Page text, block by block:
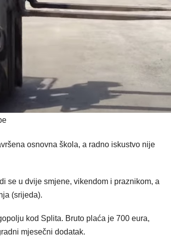
osnovna škola, a radno iskustvo nije
se u dvije smjene, vikendom i praznikom, a
(srijeda).
kod Splita. Bruto plaća je 700 eura,
mjesečni dodatak.